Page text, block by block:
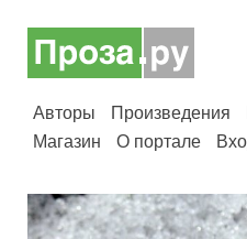
Авторы Произведения
Магазин
О портале